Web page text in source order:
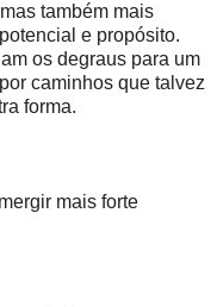
também mais
e propósito.
os degraus para um
caminhos que talvez
forma.
mais forte